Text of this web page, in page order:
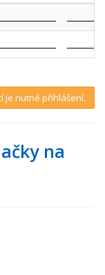
je nutné přihlášení.
na